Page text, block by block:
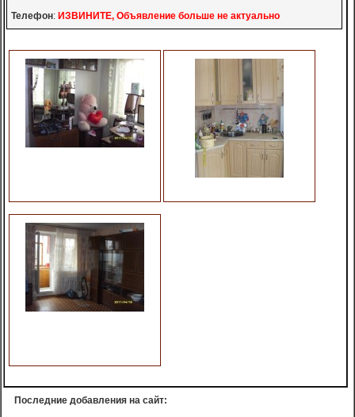
Телефон: ИЗВИНИТЕ, Объявление больше не актуально
Последние добавления на сайт: